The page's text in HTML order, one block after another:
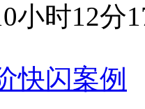
小时12分
快闪案例